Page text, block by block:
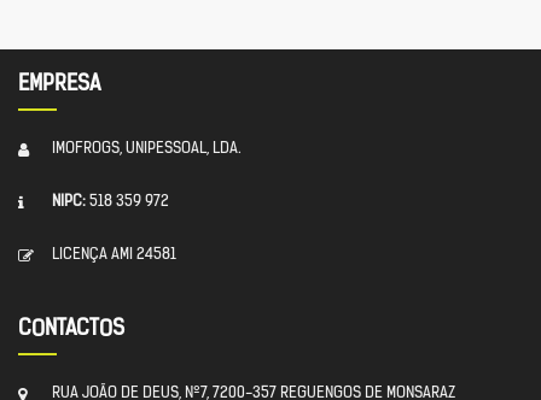
EMPRESA
IMOFROGS, UNIPESSOAL, LDA.
NIPC: 518 359 972
LICENÇA AMI 24581
CONTACTOS
RUA JOÃO DE DEUS, Nº7, 7200-357 REGUENGOS DE MONSARAZ